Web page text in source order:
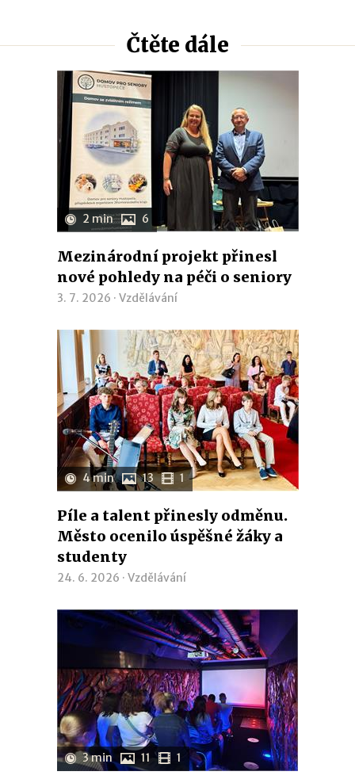
Čtěte dále
2 min 6
Mezinárodní projekt přinesl
nové pohledy na péči o seniory
3. 7. 2026 · Vzdělávání
4 min 13 1
Píle a talent přinesly odměnu.
Město ocenilo úspěšné žáky a
studenty
24. 6. 2026 · Vzdělávání
3 min 11 1